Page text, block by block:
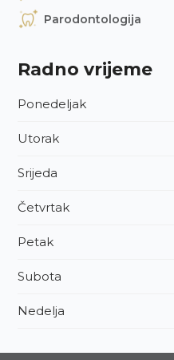
Parodontologija
Radno vrijeme
Ponedeljak
Utorak
Srijeda
Četvrtak
Petak
Subota
Nedelja